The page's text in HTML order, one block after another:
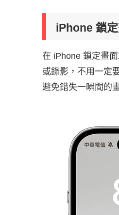
iPhone 鎖定
在 iPhone 鎖定畫
或錄影，不用一定
避免錯失一瞬間的